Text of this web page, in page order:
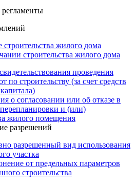
строительства жилого дома
строительства жилого дома
проведения
по строительству (за счет средств
о согласовании или об отказе в
и (или)
жилого помещения
разрешений
разрешенный вид использования
участка
от предельных параметров
строительства